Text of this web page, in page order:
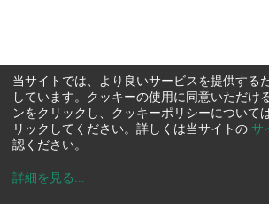
当サイトでは、より良いサービスを提供する
しています。クッキーの使用に同意いただけ
ンをクリックし、クッキーポリシーについて
リックしてください。詳しくは当サイトの サ
認ください。
詳細を見る ...